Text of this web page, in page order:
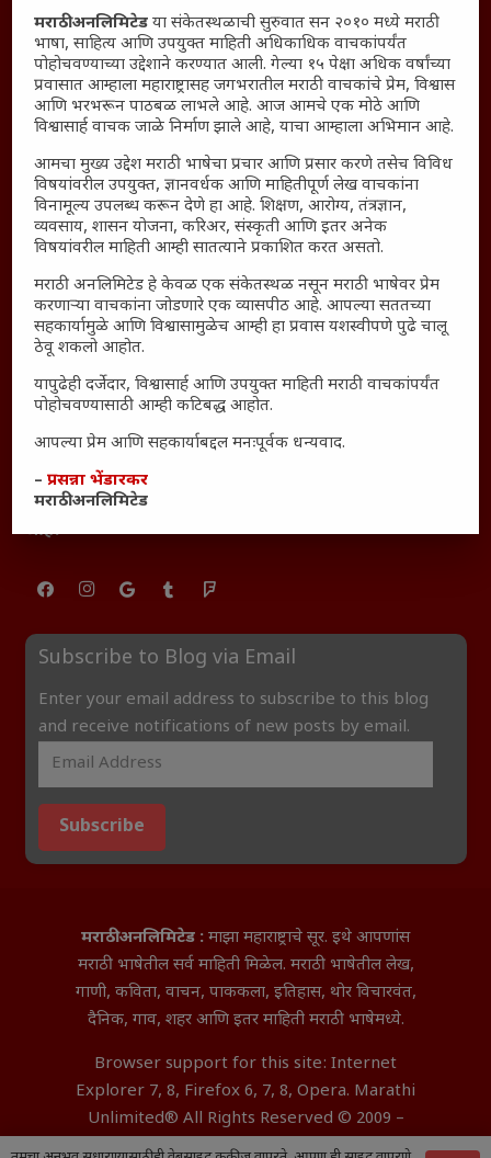
Shop Unlimited
Thought For The Day
सामान्य आजारांवर गावठी उपाय – घरच्या घरी मिळवा प्राथमिक
आराम
आजच्या युगातील तरुण पिढी कुठे हरवली?
महाराष्ट्रातील किल्ल्यांचे महत्त्व : स्वराज्याच्या वैभवशाली इतिहासाचे
साक्षीदार
₹370 ची बिर्याणी” आणि हरवत चाललेली संवेदनशीलता : आजच्या
यश आणि आत्मविश्वास: स्वप्नांना वास्तवात बदलण्याची शक्ती
महाराष्ट्रातील बदलत्या हवामानाचा शेतीवर वाढता परिणाम:
शेतकऱ्यांसमोरील नवीन आव्हाने आणि संधी
महाराष्ट्र आणि संपूर्ण भारतातील शेतकऱ्यांना मान्सूनचे महत्त्व
‘कॉकरोच जनता पार्टी’ची वेबसाईट अचानक डाउन; सोशल
मीडियावर चर्चांना उधाण
सार्वजनिक नोंद: पेमेंट डिफॉल्ट प्रकरण – Kris Ankem [FFME]
धावपळीच्या जीवनात शांततेचा शोध – Meditation का आवश्यक
आहे?
Subscribe to Blog via Email
Enter your email address to subscribe to this blog
and receive notifications of new posts by email.
Subscribe
मराठी अनलिमिटेड : माझा महाराष्ट्राचे सूर. इथे आपणांस
मराठी भाषेतील सर्व माहिती मिळेल. मराठी भाषेतील लेख,
गाणी, कविता, वाचन, पाककला, इतिहास, थोर विचारवंत,
दैनिक, गाव, शहर आणि इतर माहिती मराठी भाषेमध्ये.
Browser support for this site: Internet
Explorer 7, 8, Firefox 6, 7, 8, Opera. Marathi
Unlimited® All Rights Reserved © 2009 –
2026 Aditya InfoTech Nagpur.
मराठी अनलिमिटेड या संकेतस्थळाची सुरुवात सन २०१० मध्ये मराठी
भाषा, साहित्य आणि उपयुक्त माहिती अधिकाधिक वाचकांपर्यंत
पोहोचवण्याच्या उद्देशाने करण्यात आली. गेल्या १५ पेक्षा अधिक वर्षांच्या
प्रवासात आम्हाला महाराष्ट्रासह जगभरातील मराठी वाचकांचे प्रेम, विश्वास
आणि भरभरून पाठबळ लाभले आहे. आज आमचे एक मोठे आणि
विश्वासार्ह वाचक जाळे निर्माण झाले आहे, याचा आम्हाला अभिमान आहे.
आमचा मुख्य उद्देश मराठी भाषेचा प्रचार आणि प्रसार करणे तसेच विविध
विषयांवरील उपयुक्त, ज्ञानवर्धक आणि माहितीपूर्ण लेख वाचकांना
विनामूल्य उपलब्ध करून देणे हा आहे. शिक्षण, आरोग्य, तंत्रज्ञान,
व्यवसाय, शासन योजना, करिअर, संस्कृती आणि इतर अनेक
विषयांवरील माहिती आम्ही सातत्याने प्रकाशित करत असतो.
मराठी अनलिमिटेड हे केवळ एक संकेतस्थळ नसून मराठी भाषेवर प्रेम
करणाऱ्या वाचकांना जोडणारे एक व्यासपीठ आहे. आपल्या सततच्या
सहकार्यामुळे आणि विश्वासामुळेच आम्ही हा प्रवास यशस्वीपणे पुढे चालू
ठेवू शकलो आहोत.
यापुढेही दर्जेदार, विश्वासार्ह आणि उपयुक्त माहिती मराठी वाचकांपर्यंत
पोहोचवण्यासाठी आम्ही कटिबद्ध आहोत.
आपल्या प्रेम आणि सहकार्याबद्दल मनःपूर्वक धन्यवाद.
–प्रसन्ना भेंडारकर
मराठी अनलिमिटेड